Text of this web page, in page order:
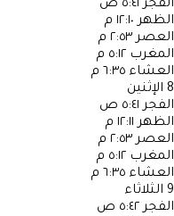
الفجر ٥:٤١ ص
الظهر ١٢:١٠ م
العصر ٢:٥٣ م
المغرب ٥:١٢ م
العشاء ٦:٣٥ م
8 الإثنين
الفجر ٥:٤١ ص
الظهر ١٢:١١ م
العصر ٢:٥٣ م
المغرب ٥:١٢ م
العشاء ٦:٣٥ م
9 الثلاثاء
الفجر ٥:٤٢ ص